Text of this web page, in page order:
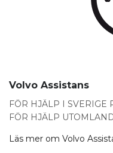
Volvo Assistans
FÖR HJÄLP I SVERIGE
FÖR HJÄLP
Läs mer om Volvo